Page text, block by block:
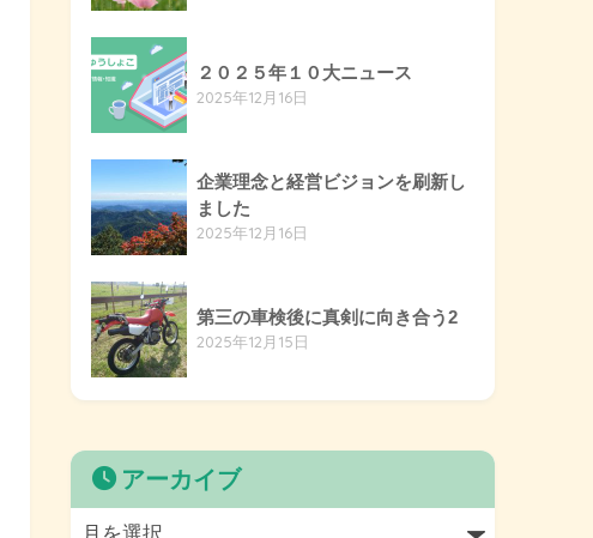
２０２５年１０大ニュース
2025年12月16日
企業理念と経営ビジョンを刷新し
ました
2025年12月16日
第三の車検後に真剣に向き合う2
2025年12月15日
アーカイブ